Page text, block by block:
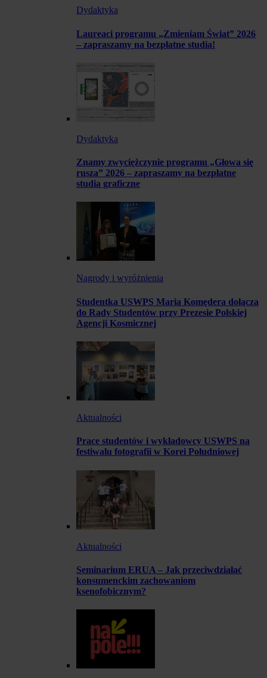
Dydaktyka
Laureaci programu „Zmieniam Świat” 2026
– zapraszamy na bezpłatne studia!
Dydaktyka
Znamy zwyciężczynie programu „Głowa się
rusza” 2026 – zapraszamy na bezpłatne
studia graficzne
Nagrody i wyróżnienia
Studentka USWPS Maria Komędera dołącza
do Rady Studentów przy Prezesie Polskiej
Agencji Kosmicznej
Aktualności
Prace studentów i wykładowcy USWPS na
festiwalu fotografii w Korei Południowej
Aktualności
Seminarium ERUA – Jak przeciwdziałać
konsumenckim zachowaniom
ksenofobicznym?